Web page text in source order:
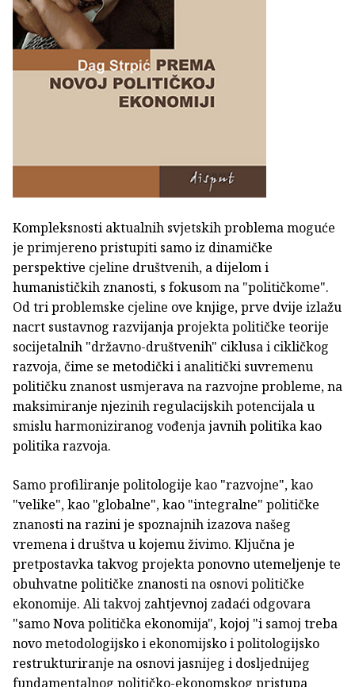
Kompleksnosti aktualnih svjetskih problema moguće
je primjereno pristupiti samo iz dinamičke
perspektive cjeline društvenih, a dijelom i
humanističkih znanosti, s fokusom na "političkome".
Od tri problemske cjeline ove knjige, prve dvije izlažu
nacrt sustavnog razvijanja projekta političke teorije
socijetalnih "državno-društvenih" ciklusa i cikličkog
razvoja, čime se metodički i analitički suvremenu
političku znanost usmjerava na razvojne probleme, na
maksimiranje njezinih regulacijskih potencijala u
smislu harmoniziranog vođenja javnih politika kao
politika razvoja.
Samo profiliranje politologije kao "razvojne", kao
"velike", kao "globalne", kao "integralne" političke
znanosti na razini je spoznajnih izazova našeg
vremena i društva u kojemu živimo. Ključna je
pretpostavka takvog projekta ponovno utemeljenje te
obuhvatne političke znanosti na osnovi političke
ekonomije. Ali takvoj zahtjevnoj zadaći odgovara
"samo Nova politička ekonomija", kojoj "i samoj treba
novo metodologijsko i ekonomijsko i politologijsko
restrukturiranje na osnovi jasnijeg i dosljednijeg
fundamentalnog političko-ekonomskog pristupa